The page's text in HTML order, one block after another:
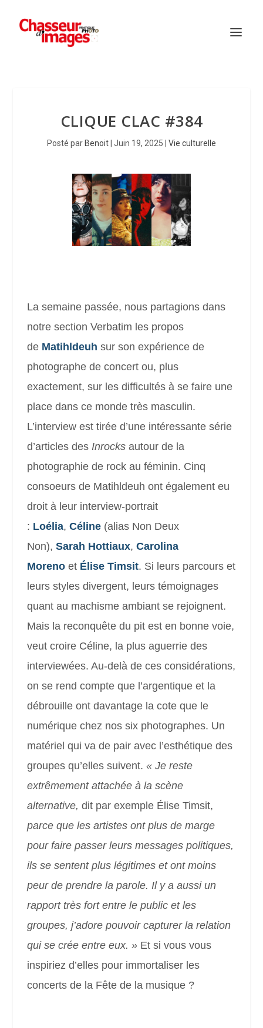
CLIQUE CLAC #384
Posté par Benoit Juin 19, 2025 Vie culturelle
La semaine passée, nous partagions dans
notre section Verbatim les propos
de Matihldeuh sur son expérience de
photographe de concert ou, plus
exactement, sur les difficultés à se faire une
place dans ce monde très masculin.
L’interview est tirée d’une intéressante série
d’articles des Inrocksautour de la
photographie de rock au féminin. Cinq
consoeurs de Matihldeuh ont également eu
droit à leur interview-portrait
: Loélia, Céline (alias Non Deux
Non), Sarah Hottiaux, Carolina
Moreno et Élise Timsit. Si leurs parcours et
leurs styles divergent, leurs témoignages
quant au machisme ambiant se rejoignent.
Mais la reconquête du pit est en bonne voie,
veut croire Céline, la plus aguerrie des
interviewées. Au-delà de ces considérations,
on se rend compte que l’argentique et la
débrouille ont davantage la cote que le
numérique chez nos six photographes. Un
matériel qui va de pair avec l’esthétique des
groupes qu’elles suivent. « Je reste
extrêmement attachée à la scène
alternative, dit par exemple Élise Timsit,
parce que les artistes ont plus de marge
pour faire passer leurs messages politiques,
ils se sentent plus légitimes et ont moins
peur de prendre la parole. Il y a aussi un
rapport très fort entre le public et les
groupes, j’adore pouvoir capturer la relation
qui se crée entre eux. »Et si vous vous
inspiriez d’elles pour immortaliser les
concerts de la Fête de la musique ?